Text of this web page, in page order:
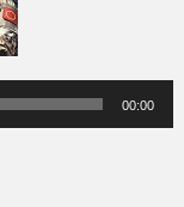
00:00